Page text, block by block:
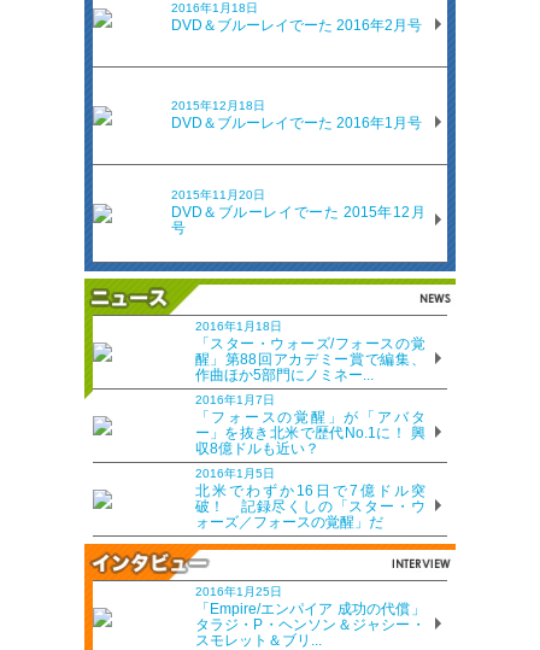
2016年1月18日
DVD＆ブルーレイでーた 2016年2月号
2015年12月18日
DVD＆ブルーレイでーた 2016年1月号
2015年11月20日
DVD＆ブルーレイでーた 2015年12月
号
2016年1月18日
「スター・ウォーズ/フォースの覚
醒」第88回アカデミー賞で編集、
作曲ほか5部門にノミネー...
2016年1月7日
「フォースの覚醒」が「アバタ
ー」を抜き北米で歴代No.1に！ 興
収8億ドルも近い？
2016年1月5日
北米でわずか16日で7億ドル突
破！ 記録尽くしの「スター・ウ
ォーズ／フォースの覚醒」だ
2016年1月25日
「Empire/エンパイア 成功の代償」
タラジ・P・ヘンソン＆ジャシー・
スモレット＆ブリ...